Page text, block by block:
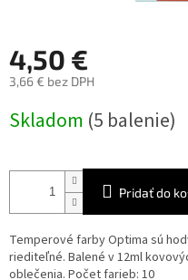
4,50 €
3,66 € bez DPH
cena:
Skladom (5 balenie)
Pridať do
Temperové farby Optima sú
riediteľné. Balené v 12ml
oblečenia. Počet farieb: 10